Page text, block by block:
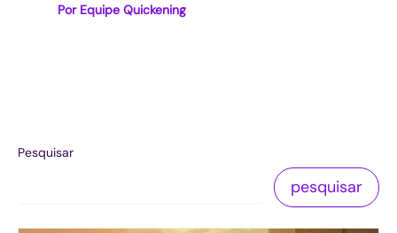
Por Equipe Quickening
Pesquisar
pesquisar